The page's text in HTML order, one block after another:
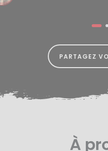
PARTAGEZ
À